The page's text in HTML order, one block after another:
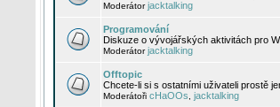
Moderátorjacktalking
Programování
Diskuze o vývojářských aktivitách pro
Moderátorjacktalking
Offtopic
Chcete-li si s ostatními uživateli prostě
Moderátoři cHaOOs jacktalking